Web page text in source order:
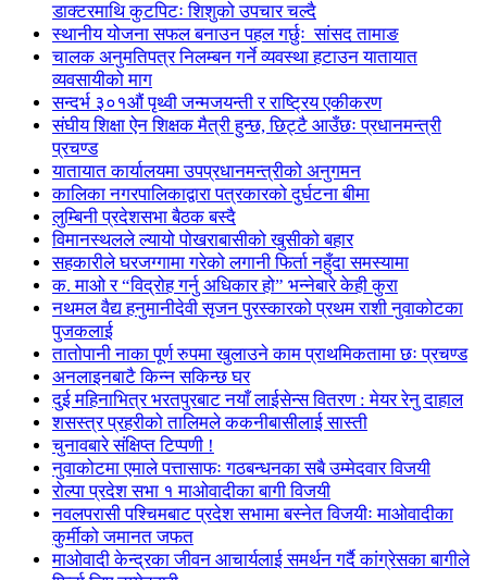
डाक्टरमाथि कुटपिटः शिशुको उपचार चल्दै
स्थानीय योजना सफल बनाउन पहल गर्छुः सांसद तामाङ
चालक अनुमतिपत्र निलम्बन गर्ने व्यवस्था हटाउन यातायात
व्यवसायीको माग
सन्दर्भ ३०१औं पृथ्वी जन्मजयन्ती र राष्ट्रिय एकीकरण
संघीय शिक्षा ऐन शिक्षक मैत्री हुन्छ, छिट्टै आउँछः प्रधानमन्त्री
प्रचण्ड
यातायात कार्यालयमा उपप्रधानमन्त्रीको अनुगमन
कालिका नगरपालिकाद्वारा पत्रकारको दुर्घटना बीमा
लुम्बिनी प्रदेशसभा बैठक बस्दै
विमानस्थलले ल्यायो पोखराबासीको खुसीको बहार
सहकारीले घरजग्गामा गरेको लगानी फिर्ता नहुँदा समस्यामा
क. माओ र “विद्रोह गर्नु अधिकार हो” भन्नेबारे केही कुरा
नथमल वैद्य हनुमानीदेवी सृजन पुरस्कारको प्रथम राशी नुवाकोटका
पुजकलाई
तातोपानी नाका पूर्ण रुपमा खुलाउने काम प्राथमिकतामा छः प्रचण्ड
अनलाइनबाटै किन्न सकिन्छ घर
दुई महिनाभित्र भरतपुरबाट नयाँ लाईसेन्स वितरण : मेयर रेनु दाहाल
शसस्त्र प्रहरीको तालिमले ककनीबासीलाई सास्ती
चुनावबारे संक्षिप्त टिप्पणी !
नुवाकोटमा एमाले पत्तासाफः गठबन्धनका सबै उम्मेदवार विजयी
रोल्पा प्रदेश सभा १ माओवादीका बागी विजयी
नवलपरासी पश्चिमबाट प्रदेश सभामा बस्नेत विजयीः माओवादीका
कुर्मीको जमानत जफत
माओवादी केन्द्रका जीवन आचार्यलाई समर्थन गर्दै कांग्रेसका बागीले